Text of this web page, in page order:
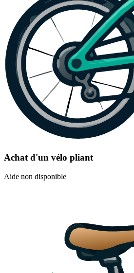
Achat d'un vélo pliant
Aide non disponible